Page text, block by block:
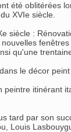
été
XVIe siècle.
siècle :
qu'une
le décor
itinérant
tard par son
Louis